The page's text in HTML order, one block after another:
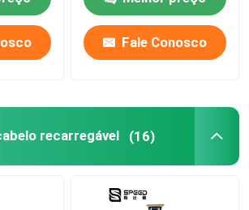
lítio LED Display para
salão
Fale Conosco
recarregável (16)